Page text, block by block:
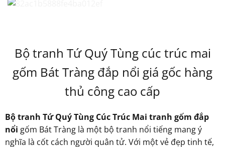
Bộ tranh Tứ Quý Tùng cúc trúc mai
gốm Bát Tràng đắp nổi giá gốc hàng
thủ công cao cấp
Bộ tranh Tứ Quý Tùng Cúc Trúc Mai tranh gốm đắp
nổi gốm Bát Tràng là một bộ tranh nổi tiếng mang ý
nghĩa là cốt cách người quân tử. Với một vẻ đẹp tinh tế,